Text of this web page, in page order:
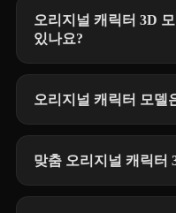
오리지널 캐릭터 3D
있나요?
오리지널 캐릭터 모델
맞춤 오리지널 캐릭터